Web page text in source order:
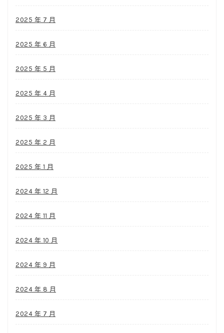
2025 年 7 月
2025 年 6 月
2025 年 5 月
2025 年 4 月
2025 年 3 月
2025 年 2 月
2025 年 1 月
2024 年 12 月
2024 年 11 月
2024 年 10 月
2024 年 9 月
2024 年 8 月
2024 年 7 月